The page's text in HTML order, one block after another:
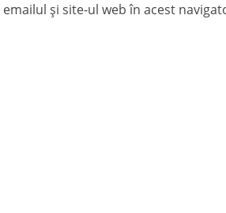
emailul și site-ul web în acest